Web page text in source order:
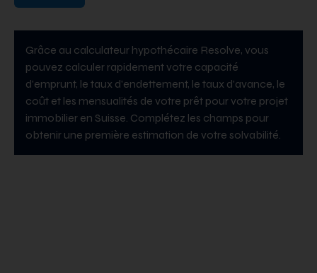
Grâce au calculateur hypothécaire Resolve, vous
pouvez calculer rapidement votre capacité
d'emprunt, le taux d'endettement, le taux d'avance, le
coût et les mensualités de votre prêt pour votre projet
immobilier en Suisse. Complétez les champs pour
obtenir une première estimation de votre solvabilité.